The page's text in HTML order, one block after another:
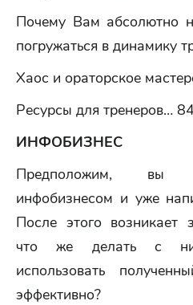
Почему Вам абсолютно
погружаться в динамику
Хаос и ораторское
Ресурсы для тренеров…
ИНФОБИЗНЕС
Предположим, вы
инфобизнесом и уже
После этого возникает
что же делать с
использовать
эффективно?